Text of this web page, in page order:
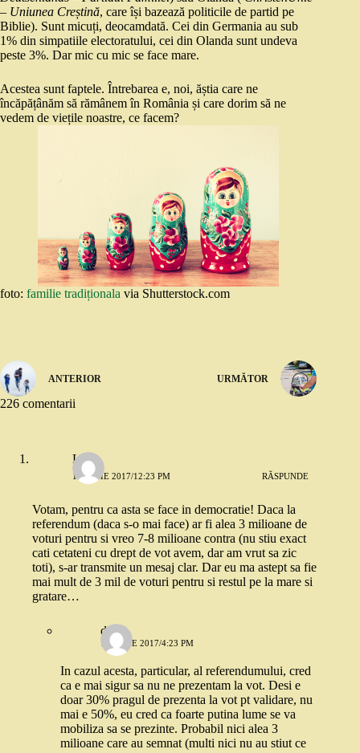
– Uniunea Creștină, care își bazează politicile de partid pe
Biblie). Sunt micuți, deocamdată. Cei din Germania au sub
1% din simpatiile electoratului, cei din Olanda sunt undeva
peste 3%. Dar mic cu mic se face mare.
Acestea sunt faptele. Întrebarea e, noi, ăștia care ne
încăpățânăm să rămânem în România și care dorim să ne
vedem de viețile noastre, ce facem?
foto: familie tradiționala via Shutterstock.com
ANTERIOR URMĂTOR
226 comentarii
Lia
14 IUNIE 2017/12:23 PM RĂSPUNDE
Votam, pentru ca asta se face in democratie! Daca la
referendum (daca s-o mai face) ar fi alea 3 milioane de
voturi pentru si vreo 7-8 milioane contra (nu stiu exact
cati cetateni cu drept de vot avem, dar am vrut sa zic
toti), s-ar transmite un mesaj clar. Dar eu ma astept sa fie
mai mult de 3 mil de voturi pentru si restul pe la mare si
gratare…
deea
14 IUNIE 2017/4:23 PM
In cazul acesta, particular, al referendumului, cred
ca e mai sigur sa nu ne prezentam la vot. Desi e
doar 30% pragul de prezenta la vot pt validare, nu
mai e 50%, eu cred ca foarte putina lume se va
mobiliza sa se prezinte. Probabil nici alea 3
milioane care au semnat (multi nici nu au stiut ce